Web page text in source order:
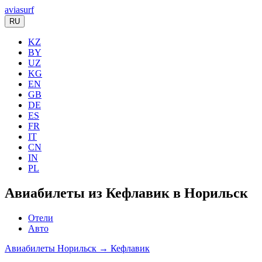
aviasurf
RU
KZ
BY
UZ
KG
EN
GB
DE
ES
FR
IT
CN
IN
PL
Авиабилеты из Кефлавик в Норильск
Отели
Авто
Авиабилеты Норильск → Кефлавик